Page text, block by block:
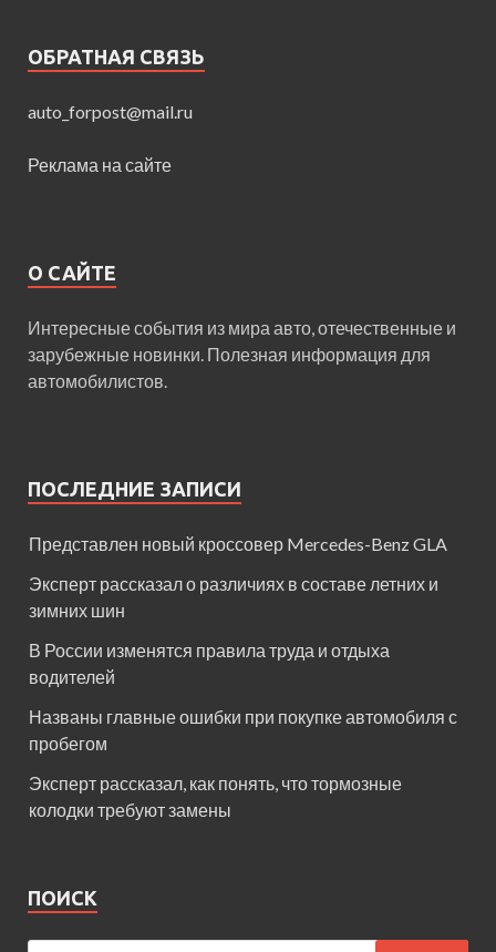
ОБРАТНАЯ СВЯЗЬ
auto_forpost@mail.ru
Реклама на сайте
О САЙТЕ
Интересные события из мира авто, отечественные и
зарубежные новинки. Полезная информация для
автомобилистов.
ПОСЛЕДНИЕ ЗАПИСИ
Представлен новый кроссовер Mercedes-Benz GLA
Эксперт рассказал о различиях в составе летних и
зимних шин
В России изменятся правила труда и отдыха
водителей
Названы главные ошибки при покупке автомобиля с
пробегом
Эксперт рассказал, как понять, что тормозные
колодки требуют замены
ПОИСК